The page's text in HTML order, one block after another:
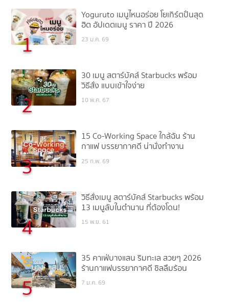
1
Yoguruto เมนูไหนอร่อย โยเกิร์ตปั่นสุด
ฮิต อัปเดตเมนู ราคา ปี 2026
23 ม.ค. 69
2
30 เมนู สตาร์บัคส์ Starbucks พร้อม
วิธีสั่ง แบบเข้าใจง่าย
10 พ.ค. 67
3
15 Co-Working Space ใกล้ฉัน ร้าน
กาแฟ บรรยากาศดี น่านั่งทำงาน
25 ก.พ. 69
4
วิธีสั่งเมนู สตาร์บัคส์ Starbucks พร้อม
13 เมนูลับในตำนาน ที่ต้องโดน!
15 พ.ย. 61
5
35 คาเฟ่บางแสน ริมทะเล สวยๆ 2026
ร้านกาแฟบรรยากาศดี ชิลลืมร้อน
7 ม.ค. 69